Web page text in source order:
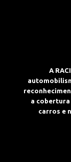
A
a cobertura
carros e